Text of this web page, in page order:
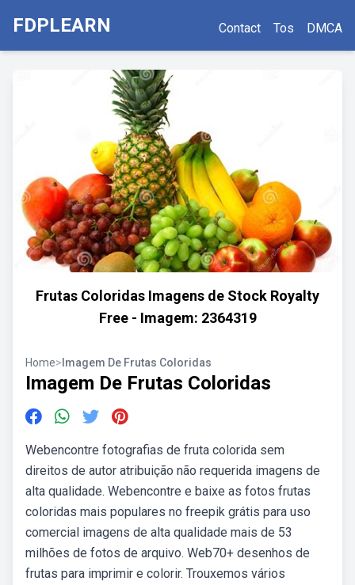
FDPLEARN Contact Tos DMCA
Frutas Coloridas Imagens de Stock Royalty
Free - Imagem: 2364319
Home> Imagem De Frutas Coloridas
Imagem De Frutas Coloridas
Webencontre fotografias de fruta colorida sem
direitos de autor atribuição não requerida imagens de
alta qualidade. Webencontre e baixe as fotos frutas
coloridas mais populares no freepik grátis para uso
comercial imagens de alta qualidade mais de 53
milhões de fotos de arquivo. Web70+ desenhos de
frutas para imprimir e colorir. Trouxemos vários